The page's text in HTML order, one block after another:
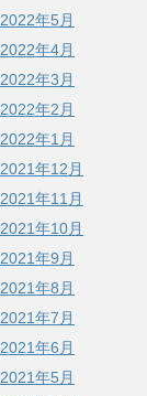
2022年5月
2022年4月
2022年3月
2022年2月
2022年1月
2021年12月
2021年11月
2021年10月
2021年9月
2021年8月
2021年7月
2021年6月
2021年5月